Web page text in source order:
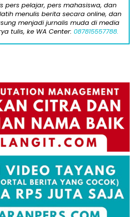
pers pelajar, pers mahasiswa, dan
menulis berita secara online, dan
menjadi jurnalis muda di media
tulis, ke WA Center: 087815557788.